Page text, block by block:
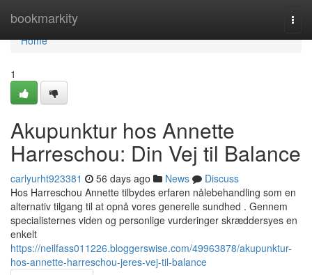
bookmarkity
Home
Home
1
Akupunktur hos Annette
Harreschou: Din Vej til Balance
carlyurht923381 56 days ago News
Discuss
Hos Harreschou Annette tilbydes erfaren nålebehandling som en
alternativ tilgang til at opnå vores generelle sundhed . Gennem
specialisternes viden og personlige vurderinger skræddersyes en
enkelt
https://neilfass011226.bloggerswise.com/49963878/akupunktur-
hos-annette-harreschou-jeres-vej-til-balance